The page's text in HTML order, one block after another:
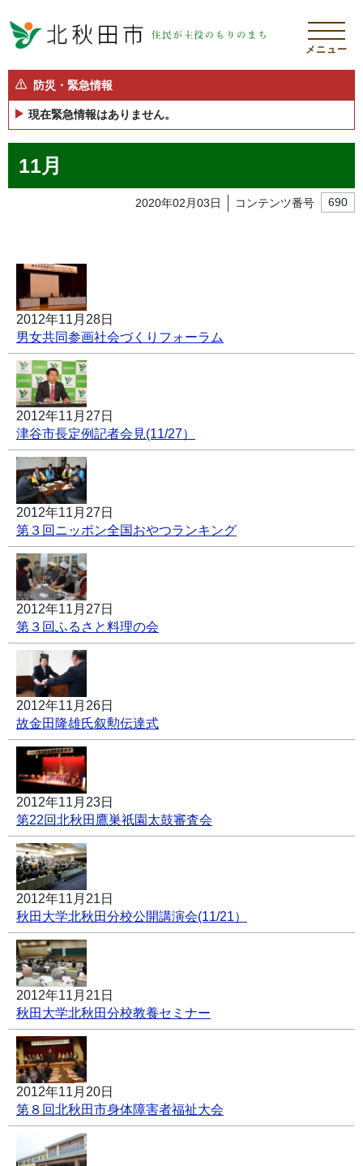
メニュー
防災・緊急情報
現在緊急情報はありません。
11月
2020年02月03日 コンテンツ番号 690
2012年11月28日
男女共同参画社会づくりフォーラム
2012年11月27日
津谷市長定例記者会見(11/27）
2012年11月27日
第３回ニッポン全国おやつランキング
2012年11月27日
第３回ふるさと料理の会
2012年11月26日
故金田隆雄氏叙勲伝達式
2012年11月23日
第22回北秋田鷹巣祇園太鼓審査会
2012年11月21日
秋田大学北秋田分校公開講演会(11/21）
2012年11月21日
秋田大学北秋田分校教養セミナー
2012年11月20日
第８回北秋田市身体障害者福祉大会